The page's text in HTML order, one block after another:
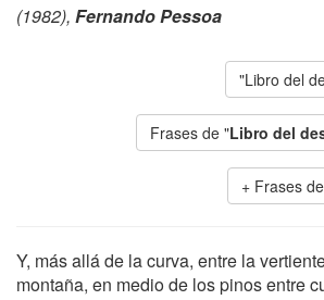
(1982), Fernando Pessoa
"Libro del
Frases de "Libro del
Frases
Y, más allá de la curva, entre la
montaña, en medio de los pinos entre